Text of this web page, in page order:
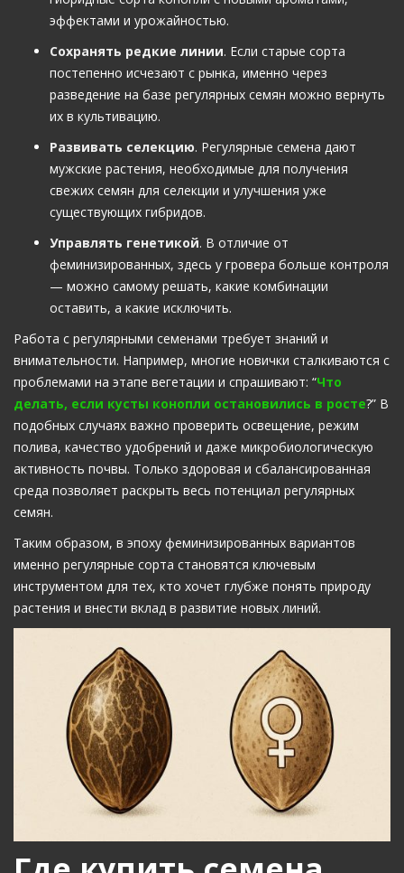
эффектами и урожайностью.
Сохранять редкие линии. Если старые сорта
постепенно исчезают с рынка, именно через
разведение на базе регулярных семян можно вернуть
их в культивацию.
Развивать селекцию. Регулярные семена дают
мужские растения, необходимые для получения
свежих семян для селекции и улучшения уже
существующих гибридов.
Управлять генетикой. В отличие от
феминизированных, здесь у гровера больше контроля
— можно самому решать, какие комбинации
оставить, а какие исключить.
Работа с регулярными семенами требует знаний и
внимательности. Например, многие новички сталкиваются с
проблемами на этапе вегетации и спрашивают: “Что
делать, если кусты конопли остановились в росте?” В
подобных случаях важно проверить освещение, режим
полива, качество удобрений и даже микробиологическую
активность почвы. Только здоровая и сбалансированная
среда позволяет раскрыть весь потенциал регулярных
семян.
Таким образом, в эпоху феминизированных вариантов
именно регулярные сорта становятся ключевым
инструментом для тех, кто хочет глубже понять природу
растения и внести вклад в развитие новых линий.